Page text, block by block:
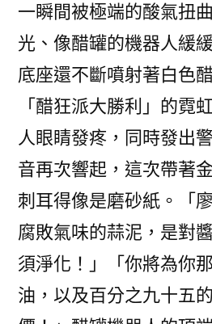
一瞬間被極端的酸氣扭
光、像醋罐的機器人緩
底座還不斷噴射著白色
「醋狂派大勝利」的霓
人眼睛發疼，同時發出
音再次響起，這次帶著
刺耳得像是磨砂紙。「
腐敗氣味的蒜泥，是對
須淨化！」「你將為你
油，以及百分之九十五